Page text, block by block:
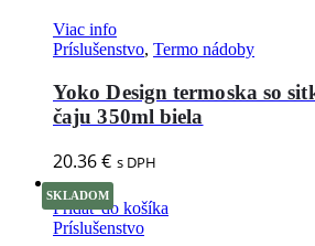
Viac info
Príslušenstvo, Termo nádoby
Yoko Design termoska so
čaju 350ml biela
20.36€ s DPH
SKLADOM
Pridať do košíka
Príslušenstvo